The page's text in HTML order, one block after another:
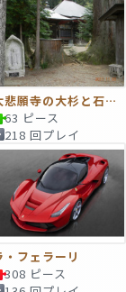
大悲願寺の大杉と石仏と観音堂
63 ピース
218 回プレイ
・フェラーリ
308 ピース